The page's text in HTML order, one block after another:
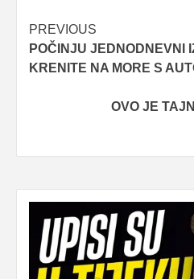
Post
navigation
PREVIOUS
POČINJU JEDNODNEVNI
KRENITE NA MORE S
OVO JE